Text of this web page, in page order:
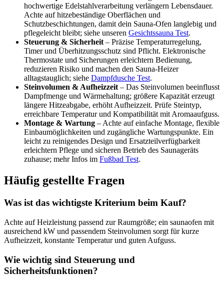
hochwertige Edelstahlverarbeitung verlängern Lebensdauer.
Achte auf hitzebeständige Oberflächen und
Schutzbeschichtungen, damit dein Sauna-Ofen langlebig und
pflegeleicht bleibt; siehe unseren Gesichtssauna Test.
Steuerung & Sicherheit– Präzise Temperaturregelung,
Timer und Überhitzungsschutz sind Pflicht. Elektronische
Thermostate und Sicherungen erleichtern Bedienung,
reduzieren Risiko und machen den Sauna-Heizer
alltagstauglich; siehe Dampfdusche Test.
Steinvolumen & Aufheizzeit– Das Steinvolumen beeinflusst
Dampfmenge und Wärmehaltung; größere Kapazität erzeugt
längere Hitzeabgabe, erhöht Aufheizzeit. Prüfe Steintyp,
erreichbare Temperatur und Kompatibilität mit Aromaaufguss.
Montage & Wartung – Achte auf einfache Montage, flexible
Einbaumöglichkeiten und zugängliche Wartungspunkte. Ein
leicht zu reinigendes Design und Ersatzteilverfügbarkeit
erleichtern Pflege und sicheren Betrieb des Saunageräts
zuhause; mehr Infos im Fußbad Test.
Häufig gestellte Fragen
Was ist das wichtigste Kriterium beim Kauf?
Achte auf Heizleistung passend zur Raumgröße; ein saunaofen mit
ausreichend kW und passendem Steinvolumen sorgt für kurze
Aufheizzeit, konstante Temperatur und guten Aufguss.
Wie wichtig sind Steuerung und
Sicherheitsfunktionen?